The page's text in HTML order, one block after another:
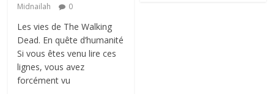
Midnailah
0
Les vies de The Walking
Dead. En quête d’humanité
Si vous êtes venu lire ces
lignes, vous avez
forcément vu